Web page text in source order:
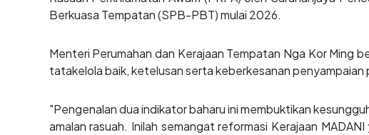
Berkuasa Tempatan (SPB-PBT) mulai 2026.
Menteri Perumahan dan Kerajaan Tempatan Nga Kor Ming
tatakelola baik, ketelusan serta keberkesanan
"Pengenalan dua indikator baharu ini membuktikan
amalan rasuah. Inilah semangat reformasi Kerajaan